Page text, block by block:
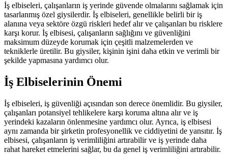
İş elbiseleri, çalışanların iş yerinde güvende olmalarını sağlamak için
tasarlanmış özel giysilerdir. İş elbiseleri, genellikle belirli bir iş
alanına veya sektöre özgü riskleri hedef alır ve çalışanları bu risklere
karşı korur. İş elbisesi, çalışanların sağlığını ve güvenliğini
maksimum düzeyde korumak için çeşitli malzemelerden ve
tekniklerle üretilir. Bu giysiler, kişinin işini daha etkin ve verimli bir
şekilde yapmasına yardımcı olur.
İş Elbiselerinin Önemi
İş elbiseleri, iş güvenliği açısından son derece önemlidir. Bu giysiler,
çalışanları potansiyel tehlikelere karşı koruma altına alır ve iş
yerindeki kazaların önlenmesine yardımcı olur. Ayrıca, iş elbisesi
aynı zamanda bir şirketin profesyonellik ve ciddiyetini de yansıtır. İş
elbisesi, çalışanların iş verimliliğini artırabilir ve iş yerinde daha
rahat hareket etmelerini sağlar, bu da genel iş verimliliğini artırabilir.